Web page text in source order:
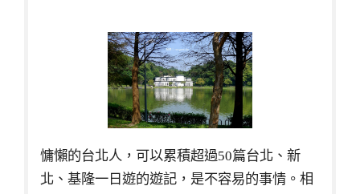
慵懶的台北人，可以累積超過50篇台北、新
北、基隆一日遊的遊記，是不容易的事情。相